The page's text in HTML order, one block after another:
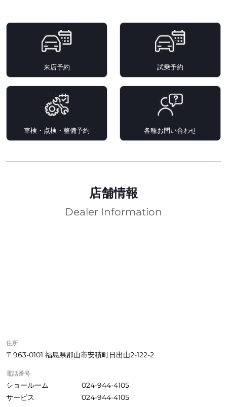
来店予約 試乗予約
車検・点検・整備予約 各種お問い合わせ
店舗情報
Dealer Information
住所
〒963-0101 福島県郡山市安積町日出山2-122-2
電話番号
ショールーム
024-944-4105
サービス
024-944-4105